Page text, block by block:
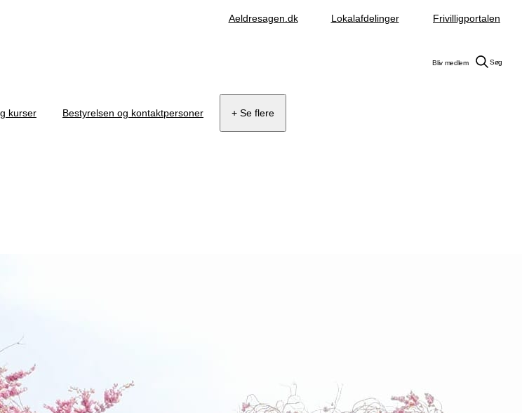
Aeldresagen.dk Lokalafdelinger Frivilligportalen
Bliv medlem Søg
kurser Bestyrelsen og kontaktpersoner + Se flere